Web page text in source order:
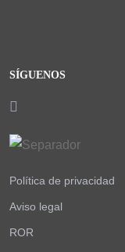
SÍGUENOS
Política de privacidad
Aviso legal
ROR